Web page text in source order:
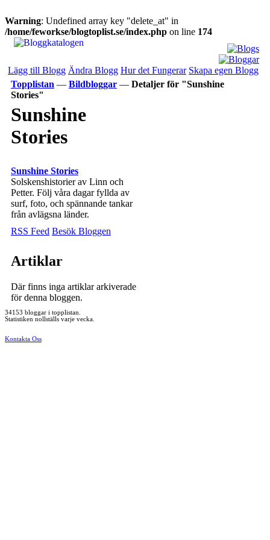
Warning: Undefined array key "delete_at" in
/home/feworkse/blogtoplist.se/index.php on line 174
Lägg till Blogg Ändra Blogg Hur det Fungerar Skapa egen Blogg
Topplistan — Bildbloggar — Detaljer för "Sunshine
Stories"
Sunshine
Stories
Sunshine Stories
Solskenshistorier av Linn och
Petter. Följ våra dagar fyllda av
surf, foto, och spännande tankar
från avlägsna länder.
RSS Feed Besök Bloggen
Artiklar
Där finns inga artiklar arkiverade
för denna bloggen.
34153 bloggar i topplistan.
Statistiken nollställs varje vecka.
Kontakta Oss